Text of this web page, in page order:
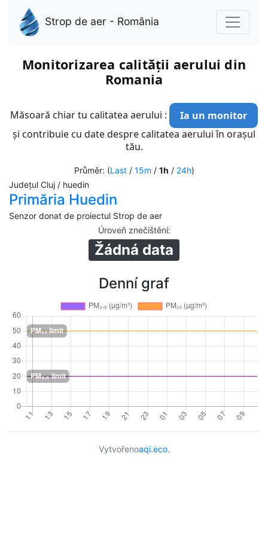
Strop de aer - România
Monitorizarea calității aerului din
Romania
Măsoară chiar tu calitatea aerului :
Ia un monitor
și contribuie cu date despre calitatea aerului în orașul
tău.
Průměr: (Last/ 15m / 1h / 24h)
Județul Cluj / huedin
Primăria Huedin
Senzor donat de proiectul Strop de aer
Úroveň znečištění:
Žádná data
Denní graf
Vytvořenoaqi.eco.